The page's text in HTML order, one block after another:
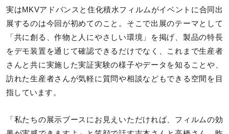
実はMKVアドバンスと住化積水フィルムがイベントに合同出
展するのは今回が初めてのこと。そこで出展のテーマとして
「共に創る、作物と人にやさしい環境」を掲げ、製品の特長
をデモ装置を通じて確認できるだけでなく、これまで生産者
さんと共に実施した実証実験の様子やデータを知ることや、
訪れた生産者さんが気軽に質問や相談などもできる空間を目
指しています。
「私たちの展示ブースにお見えいただければ、フィルムの効